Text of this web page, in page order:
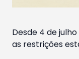
Desde 4 de
as restrições